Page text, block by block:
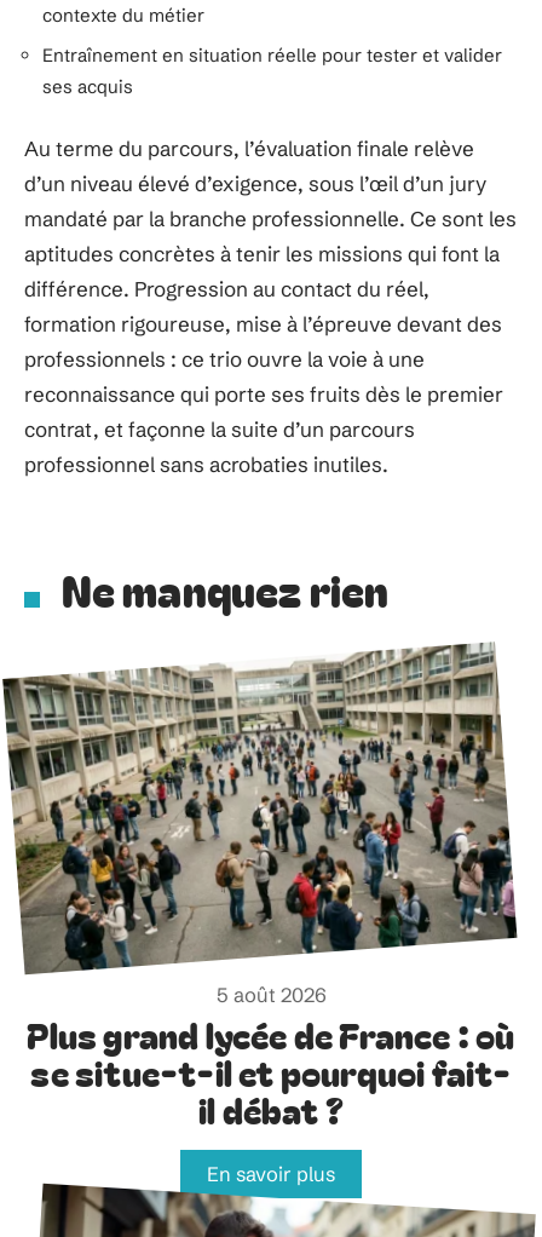
contexte du métier
Entraînement en situation réelle pour tester et valider
ses acquis
Au terme du parcours, l’évaluation finale relève
d’un niveau élevé d’exigence, sous l’œil d’un jury
mandaté par la branche professionnelle. Ce sont les
aptitudes concrètes à tenir les missions qui font la
différence. Progression au contact du réel,
formation rigoureuse, mise à l’épreuve devant des
professionnels : ce trio ouvre la voie à une
reconnaissance qui porte ses fruits dès le premier
contrat, et façonne la suite d’un parcours
professionnel sans acrobaties inutiles.
Ne manquez rien
5 août 2026
Plus grand lycée de France : où
se situe-t-il et pourquoi fait-
il débat ?
En savoir plus